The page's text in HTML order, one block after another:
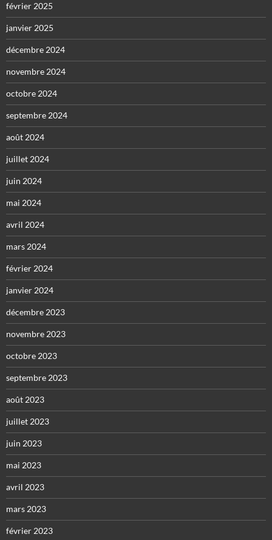
février 2025
janvier 2025
décembre 2024
novembre 2024
octobre 2024
septembre 2024
août 2024
juillet 2024
juin 2024
mai 2024
avril 2024
mars 2024
février 2024
janvier 2024
décembre 2023
novembre 2023
octobre 2023
septembre 2023
août 2023
juillet 2023
juin 2023
mai 2023
avril 2023
mars 2023
février 2023